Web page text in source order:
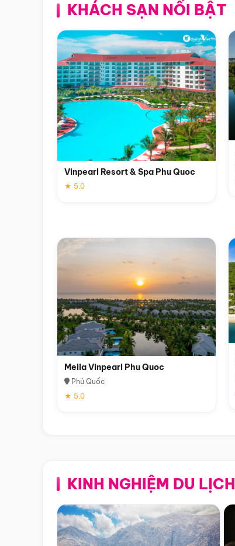
KHÁCH SẠN NỔI BẬT
Vinpearl Resort & Spa Phu Quoc
★ 5.0
Melia Vinpearl Phu Quoc
Phú Quốc
★ 5.0
KINH NGHIỆM DU LỊCH